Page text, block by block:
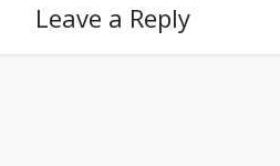
Leave a Reply